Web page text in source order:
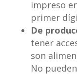
impreso
primer
De
tener
son
No